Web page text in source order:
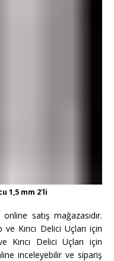
1,5 mm 2'li
online satış mağazasıdır.
Kırıcı Delici Uçları için
Kırıcı Delici Uçları için
inceleyebilir ve sipariş